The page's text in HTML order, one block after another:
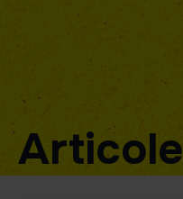
Articole